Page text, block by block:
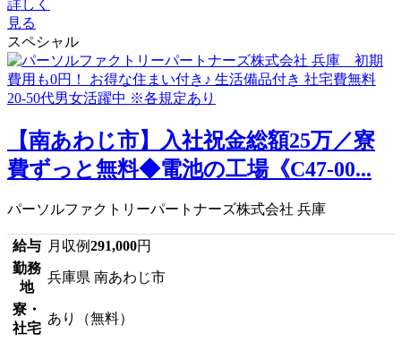
詳しく
見る
スペシャル
【南あわじ市】入社祝金総額25万／寮
費ずっと無料◆電池の工場《C47-00...
パーソルファクトリーパートナーズ株式会社 兵庫
給与 月収例291,000円
勤務
地
兵庫県 南あわじ市
寮・
社宅
あり（無料）